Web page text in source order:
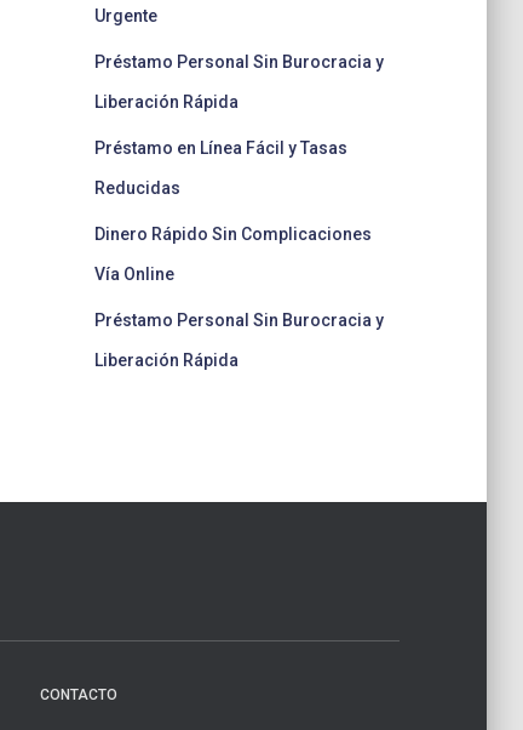
Urgente
Préstamo Personal Sin Burocracia y
Liberación Rápida
Préstamo en Línea Fácil y Tasas
Reducidas
Dinero Rápido Sin Complicaciones
Vía Online
Préstamo Personal Sin Burocracia y
Liberación Rápida
CONTACTO